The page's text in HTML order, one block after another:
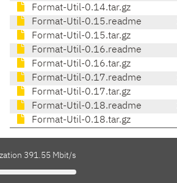
Format-Util-0.14.tar.gz
Format-Util-0.15.readme
Format-Util-0.15.tar.gz
Format-Util-0.16.readme
Format-Util-0.16.tar.gz
Format-Util-0.17.readme
Format-Util-0.17.tar.gz
Format-Util-0.18.readme
Format-Util-0.18.tar.gz
391.55 Mbit/s